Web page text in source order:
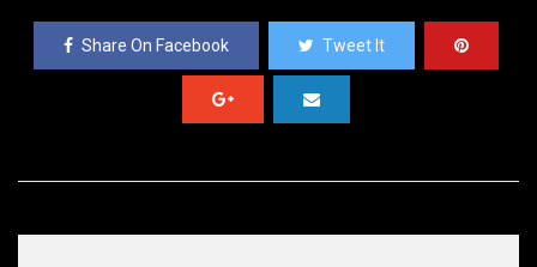
Share On Facebook Tweet It